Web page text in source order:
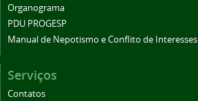
Organograma
PDU PROGESP
Manual de Nepotismo e Conflito de Interesses
Serviços
Contatos